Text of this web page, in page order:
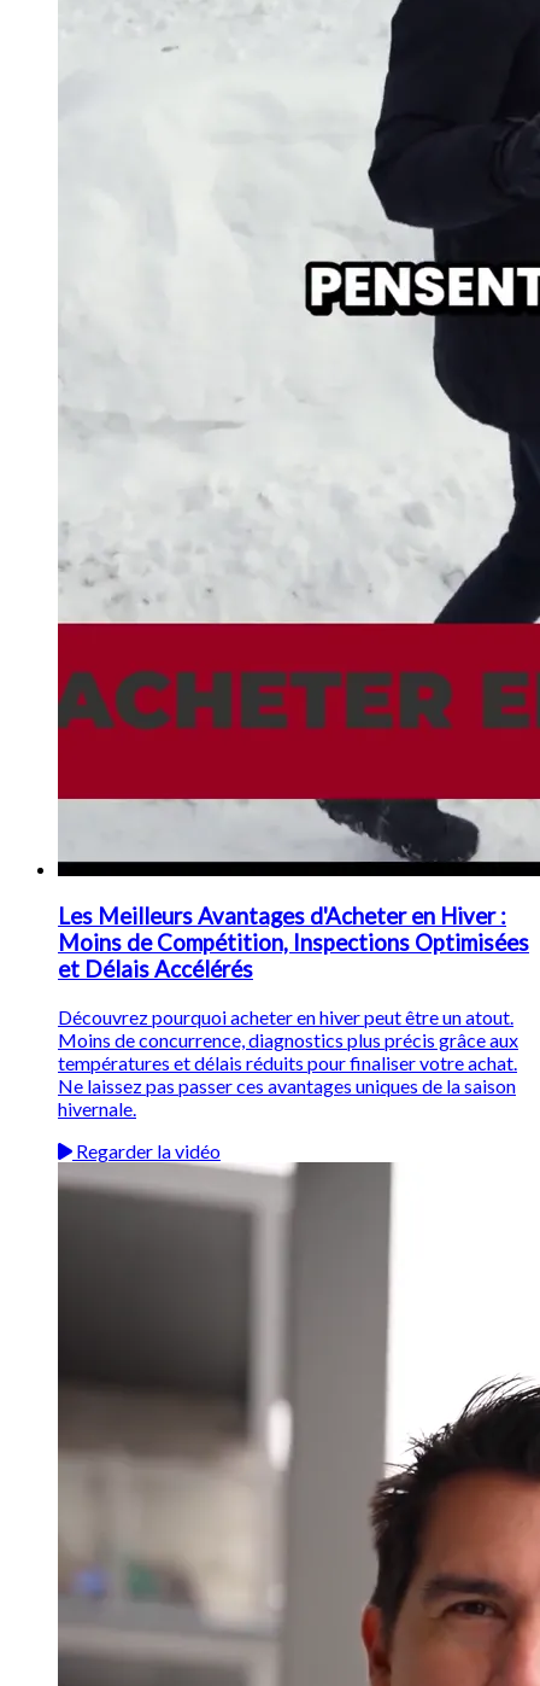
Les Meilleurs Avantages d'Acheter en Hiver :
Moins de Compétition, Inspections Optimisées
et Délais Accélérés
Découvrez pourquoi acheter en hiver peut être un atout.
Moins de concurrence, diagnostics plus précis grâce aux
températures et délais réduits pour finaliser votre achat.
Ne laissez pas passer ces avantages uniques de la saison
hivernale.
Regarder la vidéo